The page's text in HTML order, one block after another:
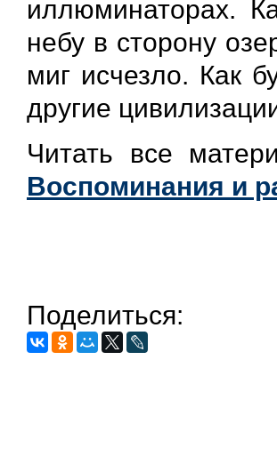
иллюминаторах.
небу в сторону
миг исчезло. Как
другие
Читать все
Воспоминания и
Поделиться: